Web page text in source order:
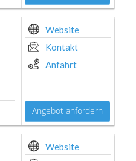
Website
Kontakt
Anfahrt
Angebot anfordern
Website